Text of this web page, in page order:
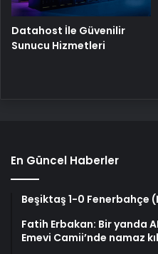
Datahost İle Güvenilir
Sunucu Hizmetleri
En Güncel Haberler
Beşiktaş 1-0 Fenerbahçe
Fatih Erbakan: Bir yanda
Emevi Camii’nde namaz